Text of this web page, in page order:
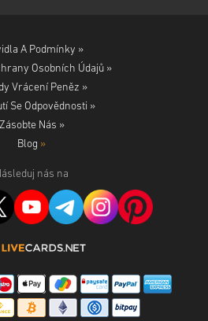
A Podmínky »
Osobních Údajů »
Vrácení Peněz »
Se Odpovědnosti »
Zásobte Nás »
Blog »
nás na